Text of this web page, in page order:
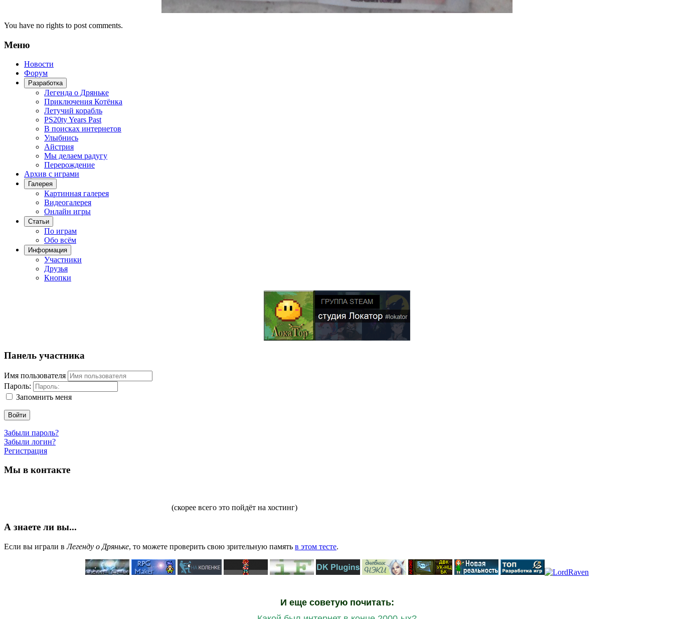
You have no rights to post comments.
Меню
Новости
Форум
Разработка
Легенда о Дряньке
Приключения Котёнка
Летучий корабль
PS20ty Years Past
В поисках интернетов
Улыбнись
Айстрия
Мы делаем радугу
Перерождение
Архив с играми
Галерея
Картинная галерея
Видеогалерея
Онлайн игры
Статьи
По играм
Обо всём
Информация
Участники
Друзья
Кнопки
Панель участника
Имя пользователя
Пароль:
Запомнить меня
Войти
Забыли пароль?
Забыли логин?
Регистрация
Мы в контакте
(скорее всего это пойдёт на хостинг)
А знаете ли вы...
Если вы играли вЛегенду о Дряньке, то можете проверить свою зрительную память в этом тесте.
И еще советую почитать: